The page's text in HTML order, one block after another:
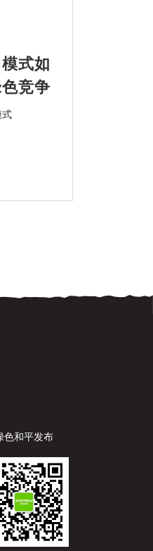
式如
竞争
式
色和平发布